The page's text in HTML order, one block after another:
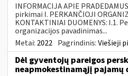
INFORMACIJA APIE
pirkimai I. PERKANČIOJI
KONTAKTINIAI DUOMENYS: I.1.
organizacijos pavadinimas...
Metai: 2022 Pagrindinis:Viešieji
Dėl gyventojų pareigos
neapmokestinamąjį pajamų